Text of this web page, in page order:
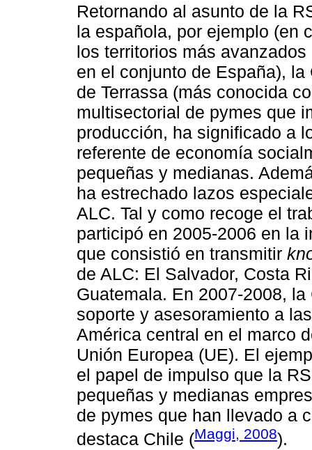
Retornando al asunto de la
la española, por ejemplo (en
los territorios más
en el conjunto de España),
de Terrassa (más conocida
multisectorial de pymes que
producción, ha significado a
referente de economía
pequeñas y medianas.
ha estrechado lazos
ALC. Tal y como recoge el
participó en 2005-2006 en la
que consistió en transmitir
de ALC: El Salvador, Costa
Guatemala. En 2007-2008,
soporte y asesoramiento a
América central en el marco
Unión Europea (UE). El
el papel de impulso que la
pequeñas y medianas
de pymes que han llevado a
destaca Chile (Maggi, 2008).